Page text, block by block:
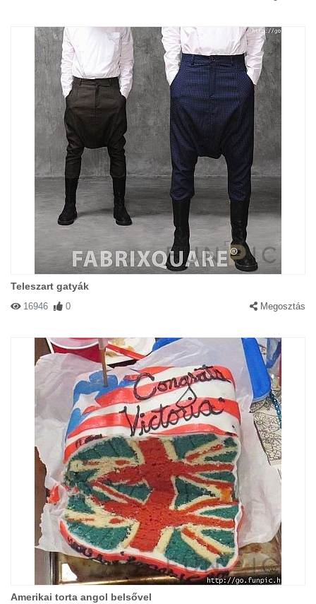
Teleszart gatyák
16946 0 Megosztás
Amerikai torta angol belsővel